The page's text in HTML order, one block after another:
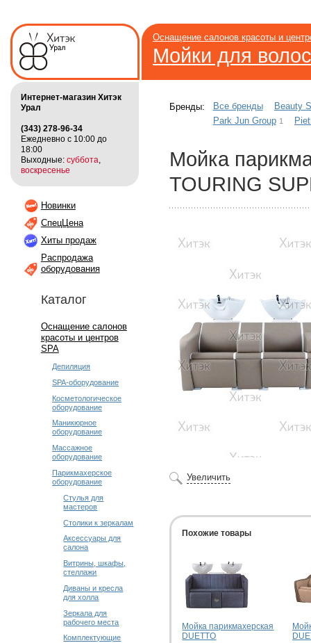
Оснащение салонов красоты и
Мойки для волос
Интернет-магазин Хитэк
Урал
(343) 278-96-34
Ежедневно с 10:00 до
18:00
Выходные: суббота
воскресенье
Новинки
СпецЦена
Хиты продаж
Распродажа
оборудования
Каталог
Оснащение салонов
красоты и центров
SPA
Депиляция
SPA-оборудование
Косметологическое
оборудование
Маникюрное
оборудование
Массажное
оборудование
Парикмахерское
оборудование
Стулья для
мастеров
Столики к зеркалам
Аксессуары для
салона
Витрины, шкафы,
стеллажи
Диваны и кресла
для холла
Зеркала для
рабочего места
Комплектующие
Бренды: Все бренды
Beauty
Park Jun Group 1
Мойка
TOURING
Увеличить
Похожие товары
Мойка парикмахерская
DUETTO